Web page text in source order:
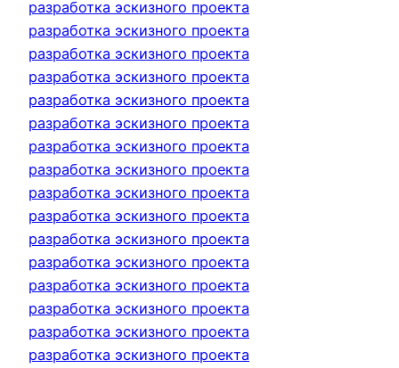
разработка эскизного проекта
разработка эскизного проекта
разработка эскизного проекта
разработка эскизного проекта
разработка эскизного проекта
разработка эскизного проекта
разработка эскизного проекта
разработка эскизного проекта
разработка эскизного проекта
разработка эскизного проекта
разработка эскизного проекта
разработка эскизного проекта
разработка эскизного проекта
разработка эскизного проекта
разработка эскизного проекта
разработка эскизного проекта